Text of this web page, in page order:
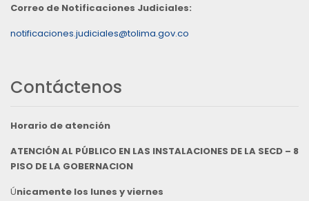
Correo de Notificaciones Judiciales:
notificaciones.judiciales@tolima.gov.co
Contáctenos
Horario de atención
ATENCIÓN AL PÚBLICO EN LAS INSTALACIONES DE LA SECD – 8
PISO DE LA GOBERNACION
Únicamente los lunes y viernes